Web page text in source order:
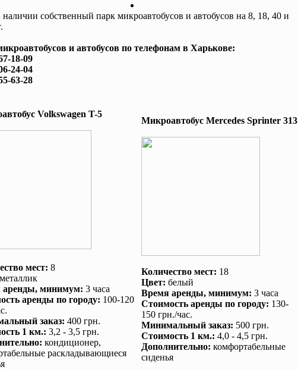
собственный парк микроавтобусов и автобусов на 8, 18, 40 и
и автобусов по телефонам в Харькове:
18-09
24-04
63-28
Volkswagen T-5
мест: 8
металлик
аренды, минимум: 3 часа
аренды по городу: 100-120
заказ: 400 грн.
1 км.: 3,2 - 3,5 грн.
: кондиционер,
раскладывающиеся
Микроавтобус Mеrcedes Sprinter 313
Количество мест: 18
Цвет: белый
Время аренды, минимум: 3 часа
Стоимость аренды по городу: 130-
150 грн./час.
Минимальный заказ: 500 грн.
Стоимость 1 км.: 4,0 - 4,5 грн.
Дополнительно: комфортабельные
сиденья